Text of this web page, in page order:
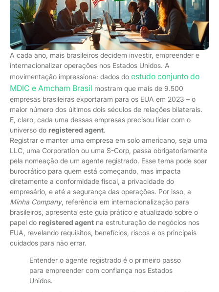
A cada ano, mais brasileiros decidem investir, empreender e
internacionalizar operações nos Estados Unidos. A
movimentação impressiona: dados do estudo conjunto do
MDIC e Amcham Brasil mostram que mais de 9.500
empresas brasileiras exportaram para os EUA em 2023 – o
maior número dos últimos dois séculos de relações bilaterais.
E, claro, cada uma dessas empresas precisou lidar com o
universo do registered agent.
Registrar e manter uma empresa em solo americano, seja uma
LLC, uma Corporation ou uma S-Corp, passa obrigatoriamente
pela nomeação de um agente registrado. Esse tema pode soar
burocrático para quem está começando, mas impacta
diretamente a conformidade fiscal, a privacidade do
empresário, e até a segurança das operações. Por isso, a
Minha Company, referência em internacionalização para
brasileiros, apresenta este guia prático e atualizado sobre o
papel do registered agent na estruturação de negócios nos
EUA, revelando requisitos, benefícios, riscos e os principais
cuidados para não errar.
Entender o agente registrado é o primeiro passo
para empreender com confiança nos Estados
Unidos.